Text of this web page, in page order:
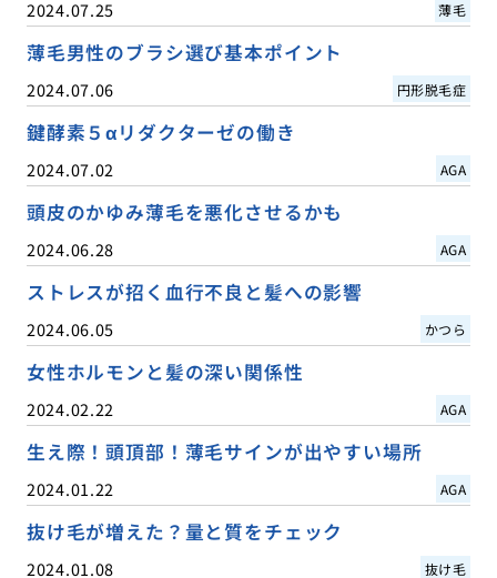
2024.07.25 薄毛
薄毛男性のブラシ選び基本ポイント
2024.07.06 円形脱毛症
鍵酵素５αリダクターゼの働き
2024.07.02 AGA
頭皮のかゆみ薄毛を悪化させるかも
2024.06.28 AGA
ストレスが招く血行不良と髪への影響
2024.06.05 かつら
女性ホルモンと髪の深い関係性
2024.02.22 AGA
生え際！頭頂部！薄毛サインが出やすい場所
2024.01.22 AGA
抜け毛が増えた？量と質をチェック
2024.01.08 抜け毛